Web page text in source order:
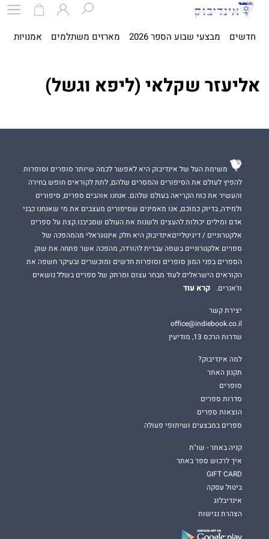
חדשים מבצעי שבוע הספר 2026 מארזים משתלמים אמנויות
אליעזר שקלאי (ליפא וגשל)
משימת העל של אינדיבוק היא לאפשר לכמה שיותר סופרים וסופרות
להפיץ לעולם את הסיפורים והמסרים שלהם, לתת לקוראים חופש בחירה
והעשיר את כוח הקריאה בעולם שלהם. אנחנו אוהבים ספרים, סיפורים
ולמידה, בדיוק כמוכם, אנו מאמינים שסיפורים מעצבים את מי שאנחנו כבני
אדם ומילים יכולות להעצים ולשנות את העולם שסביבנו.קצת על ספרים
אלקטרוניים / דיגיטלייםאינדיבוק היא חלק אינטגראלי מהמהפכה של
ספרים אלקטרוניים בשפה עברית להורדה, מהפכה אשר פתחה את שוק
הספרים בפני המון סופרים וסופרות חדשים ומוכשרים ובעיקר חשפה את
הקוראים הישראלים לעוד מבחר עצום ומרתק של ספרים בשלל נושאים
וז'אנרים.
קרא עוד
יצירת קשר
office@indiebook.co.il
שדרות הרכס 13, מודיעין
למה אינדיבוק?
תקנון האתר
סופרים
סדרות ספרים
הוצאות ספרים
ספרים במבצעים ושיתופי פעולה
קניה באתר - שו"ת
איך לרכוש ספר באתר
GIFT CARD
ביטול עסקה
אינדיבלוג
הצהרת נגישות